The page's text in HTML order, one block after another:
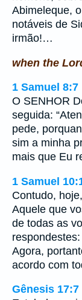
Abimeleque,
notáveis de
irmão!…
when the
1 Samuel 8:7
O SENHOR
seguida:
pede,
sim a minha
mais que Eu
1 Samuel
Contudo,
Aquele que
de todas as
respondestes:
Agora,
acordo com
Gênesis 17:7